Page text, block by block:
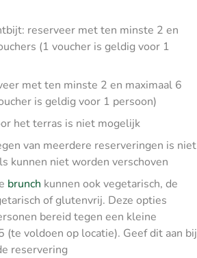
reserveer met ten minste 2 en
(1 voucher is geldig voor 1
met ten minste 2 en maximaal 6
is geldig voor 1 persoon)
het terras is niet mogelijk
van meerdere reserveringen is niet
kunnen niet worden verschoven
brunch kunnen ook vegetarisch, de
of glutenvrij. Deze opties
bereid tegen een kleine
(te voldoen op locatie). Geef dit aan bij
reservering